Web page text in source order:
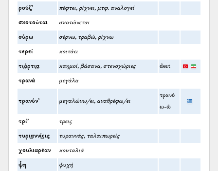
ρούζ’ πέφτει, ρίχνει, μτφ. αναλογεί
σκοτούται σκοτώνεται
σύρω σέρνω, τραβώ, ρίχνω
τερεί κοιτάει
τι͜άρτι͜α καημοί, βάσανα, στενοχώριες dert
τρανά μεγάλα
τρανύν’ μεγαλώνω/ει, αναθρέφω/ει
τρανό
ω-ῶ
τρί’ τρεις
τυρι͜αννί͜εις τυραννάς, ταλαιπωρείς
χουλιαρέαν κουταλιά
ψ̌η ψυχή